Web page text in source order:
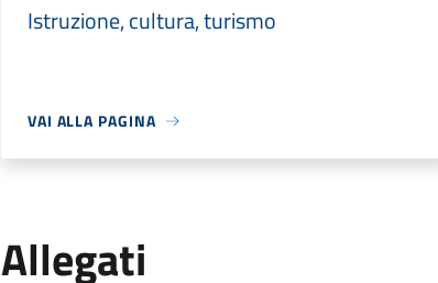
Istruzione, cultura, turismo
VAI ALLA PAGINA
Allegati